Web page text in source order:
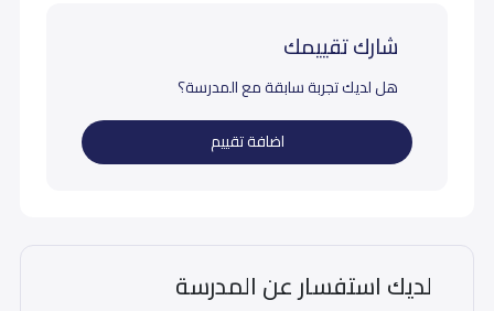
شارك تقييمك
هل لديك تجربة سابقة مع المدرسة؟
اضافة تقييم
لديك استفسار عن المدرسة